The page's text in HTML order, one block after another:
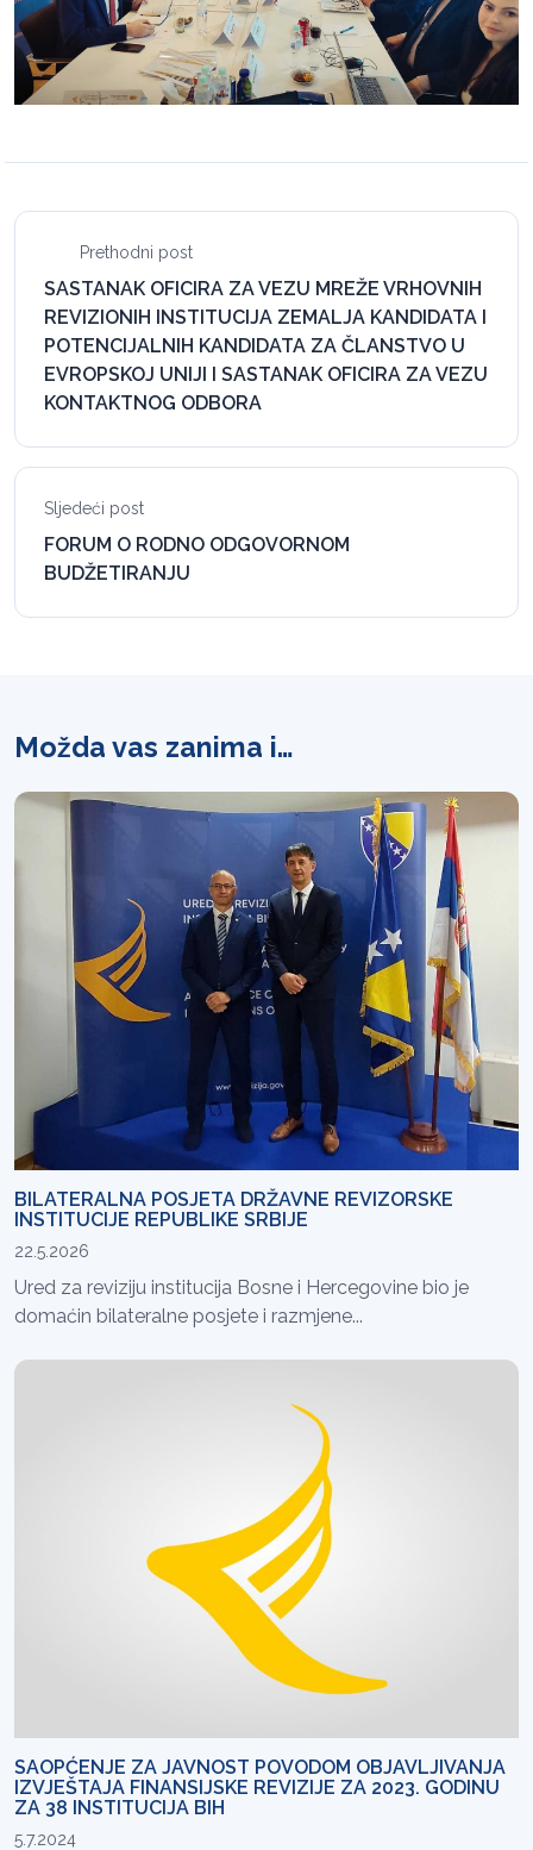
Prethodni post
SASTANAK OFICIRA ZA VEZU MREŽE VRHOVNIH
REVIZIONIH INSTITUCIJA ZEMALJA KANDIDATA I
POTENCIJALNIH KANDIDATA ZA ČLANSTVO U
EVROPSKOJ UNIJI I SASTANAK OFICIRA ZA VEZU
KONTAKTNOG ODBORA
Sljedeći post
FORUM O RODNO ODGOVORNOM
BUDŽETIRANJU
Možda vas zanima i…
BILATERALNA POSJETA DRŽAVNE REVIZORSKE
INSTITUCIJE REPUBLIKE SRBIJE
22.5.2026
Ured za reviziju institucija Bosne i Hercegovine bio je
domaćin bilateralne posjete i razmjene...
SAOPĆENJE ZA JAVNOST POVODOM OBJAVLJIVANJA
IZVJEŠTAJA FINANSIJSKE REVIZIJE ZA 2023. GODINU
ZA 38 INSTITUCIJA BIH
5.7.2024